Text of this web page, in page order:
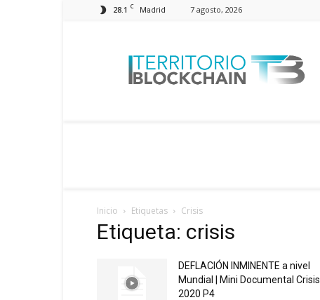
28.1 C Madrid 7 agosto, 2026
Blockchain
Inicio Etiquetas Crisis
Etiqueta: crisis
DEFLACIÓN INMINENTE a nivel
Mundial | Mini Documental Crisis
2020 P4